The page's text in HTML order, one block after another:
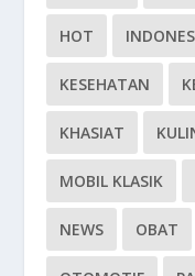
HOT
KESEHATAN
KHASIAT
MOBIL KLASIK
NEWS OBAT